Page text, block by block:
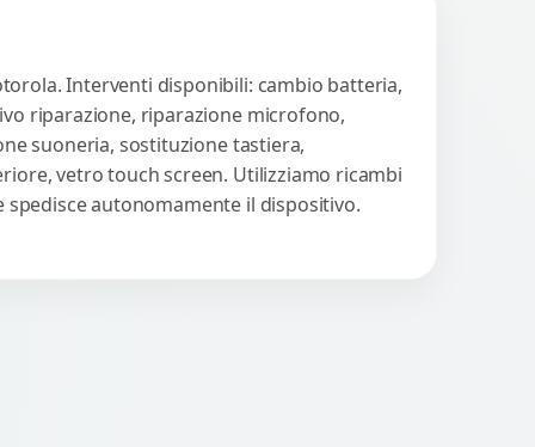
Interventi disponibili: cambio batteria,
riparazione, riparazione microfono,
suoneria, sostituzione tastiera,
vetro touch screen. Utilizziamo ricambi
autonomamente il dispositivo.